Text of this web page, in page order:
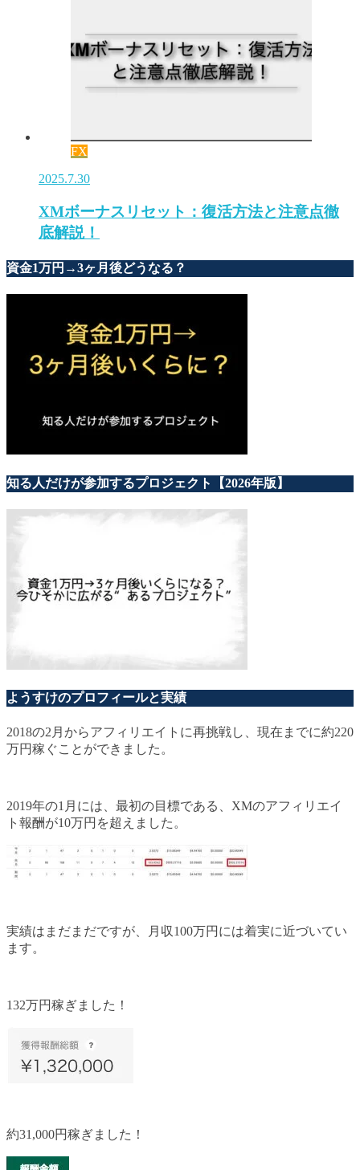
FX
2025.7.30
XMボーナスリセット：復活方法と注意点徹
底解説！
資金1万円→3ヶ月後どうなる？
知る人だけが参加するプロジェクト【2026年版】
ようすけのプロフィールと実績
2018の2月からアフィリエイトに再挑戦し、現在までに約220
万円稼ぐことができました。
2019年の1月には、最初の目標である、XMのアフィリエイ
ト報酬が10万円を超えました。
実績はまだまだですが、月収100万円には着実に近づいてい
ます。
132万円稼ぎました！
約31,000円稼ぎました！